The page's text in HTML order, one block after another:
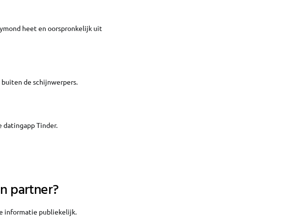
heet en oorspronkelijk uit
de schijnwerpers.
Tinder.
partner?
informatie publiekelijk.